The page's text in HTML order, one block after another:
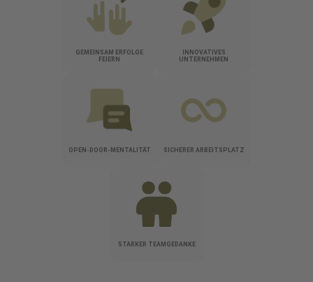
GEMEINSAM ERFOLGE
FEIERN
INNOVATIVES
UNTERNEHMEN
OPEN-DOOR-MENTALITÄT SICHERER ARBEITSPLATZ
STARKER TEAMGEDANKE